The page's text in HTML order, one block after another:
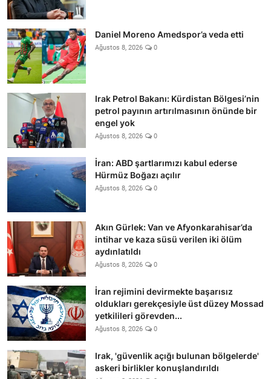
Daniel Moreno Amedspor’a veda etti
Ağustos 8, 2026 0
Irak Petrol Bakanı: Kürdistan Bölgesi’nin
petrol payının artırılmasının önünde bir
engel yok
Ağustos 8, 2026 0
İran: ABD şartlarımızı kabul ederse
Hürmüz Boğazı açılır
Ağustos 8, 2026 0
Akın Gürlek: Van ve Afyonkarahisar’da
intihar ve kaza süsü verilen iki ölüm
aydınlatıldı
Ağustos 8, 2026 0
İran rejimini devirmekte başarısız
oldukları gerekçesiyle üst düzey Mossad
yetkilileri görevden...
Ağustos 8, 2026 0
Irak, 'güvenlik açığı bulunan bölgelerde'
askeri birlikler konuşlandırıldı